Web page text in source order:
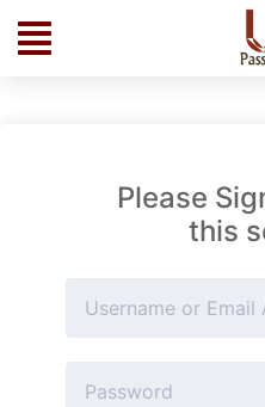
Please
this